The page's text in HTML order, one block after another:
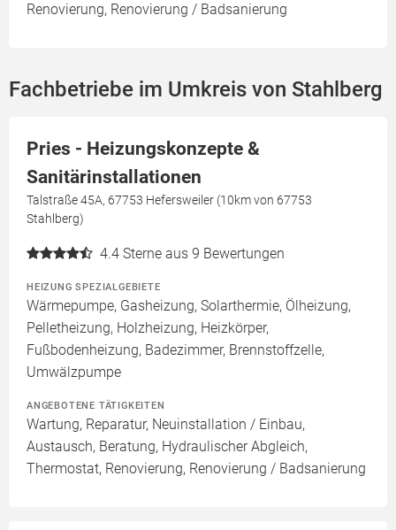
Renovierung, Renovierung / Badsanierung
Fachbetriebe im Umkreis von Stahlberg
Pries - Heizungskonzepte &
Sanitärinstallationen
Talstraße 45A, 67753 Hefersweiler (10km von 67753
Stahlberg)
4.4 Sterne aus 9 Bewertungen
HEIZUNG SPEZIALGEBIETE
Wärmepumpe, Gasheizung, Solarthermie, Ölheizung,
Pelletheizung, Holzheizung, Heizkörper,
Fußbodenheizung, Badezimmer, Brennstoffzelle,
Umwälzpumpe
ANGEBOTENE TÄTIGKEITEN
Wartung, Reparatur, Neuinstallation / Einbau,
Austausch, Beratung, Hydraulischer Abgleich,
Thermostat, Renovierung, Renovierung / Badsanierung